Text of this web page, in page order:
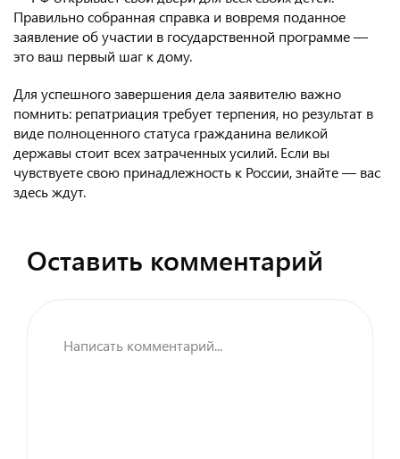
Правильно собранная справка и вовремя поданное
заявление об участии в государственной программе —
это ваш первый шаг к дому.
Для успешного завершения дела заявителю важно
помнить: репатриация требует терпения, но результат в
виде полноценного статуса гражданина великой
державы стоит всех затраченных усилий. Если вы
чувствуете свою принадлежность к России, знайте — вас
здесь ждут.
Оставить комментарий